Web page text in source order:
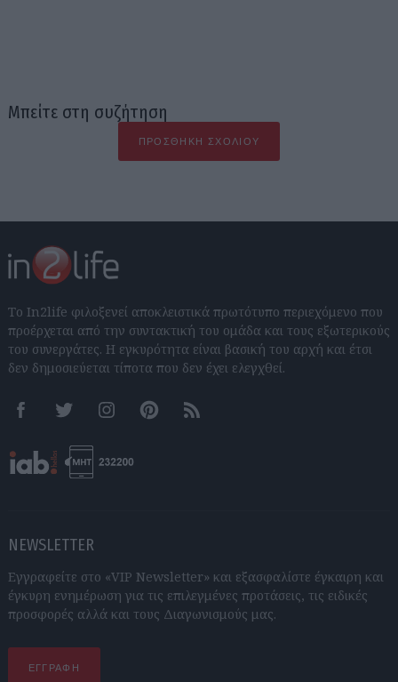
Μπείτε στη συζήτηση
ΠΡΟΣΘΉΚΗ ΣΧΟΛΊΟΥ
Το In2life φιλοξενεί αποκλειστικά πρωτότυπο περιεχόμενο που
προέρχεται από την συντακτική του ομάδα και τους εξωτερικούς
του συνεργάτες. Η εγκυρότητα είναι βασική του αρχή και έτσι
δεν δημοσιεύεται τίποτα που δεν έχει ελεγχθεί.
FacebookTwitter InstagramPinterestRSS feeds
NEWSLETTER
Εγγραφείτε στο «VIP Newsletter» και εξασφαλίστε έγκαιρη και
έγκυρη ενημέρωση για τις επιλεγμένες προτάσεις, τις ειδικές
προσφορές αλλά και τους Διαγωνισμούς μας.
ΕΓΓΡΑΦΗ